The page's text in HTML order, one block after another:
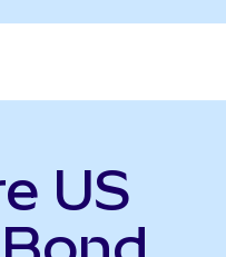
US